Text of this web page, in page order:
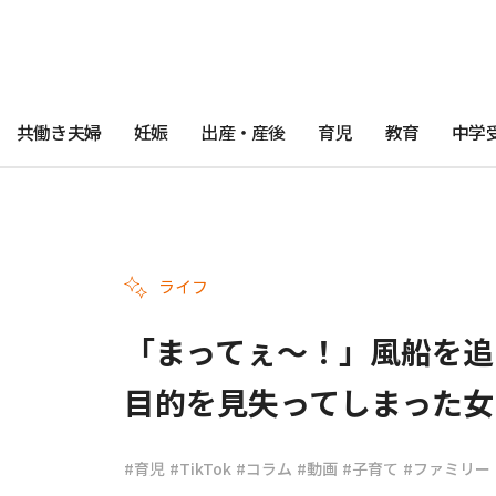
共働き夫婦 妊娠 出産・産後 育児 教育 中学
ライフ
「まってぇ～！」風船を
目的を見失ってしまった
#育児 #TikTok #コラム #動画 #子育て #ファミリー